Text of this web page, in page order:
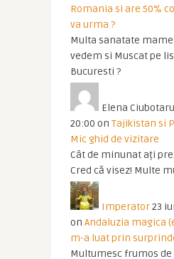
Romania si are 50%
va urma ?
Multa sanatate
vedem si Muscat pe
Bucuresti ?
Elena Ciubotaru
20:00 on Tajikistan si
Mic ghid de vizitare
Cât de minunat ați
Cred că visez! Multe
Imperator23
on Andaluzia magica
m-a luat prin
Multumesc frumos